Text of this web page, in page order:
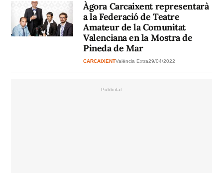
Àgora Carcaixent representarà
a la Federació de Teatre
Amateur de la Comunitat
Valenciana en la Mostra de
Pineda de Mar
CARCAIXENTValència Extra29/04/2022